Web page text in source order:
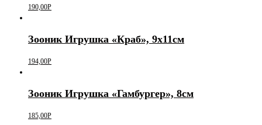
190,00Р
Зооник Игрушка «Краб», 9х11см
194,00Р
Зооник Игрушка «Гамбургер», 8см
185,00Р